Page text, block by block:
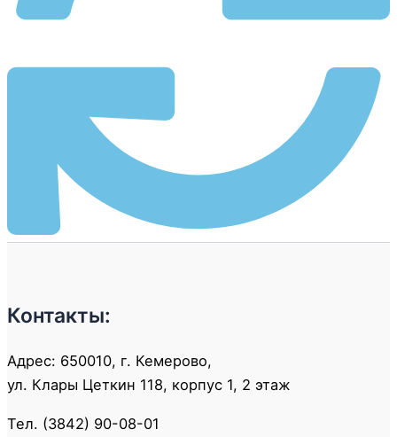
Контакты:
Адрес: 650010, г. Кемерово,
ул. Клары Цеткин 118, корпус 1, 2 этаж
Тел. (3842) 90-08-01